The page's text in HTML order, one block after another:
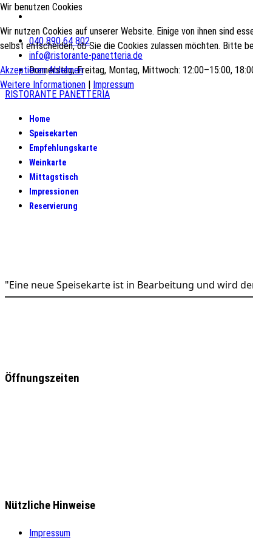
040 890 64 802
info@ristorante-panetteria.de
Donnerstag, Freitag, Montag, Mittwoch: 12:00–15:00,
RISTORANTE PANETTERIA
Home
Speisekarten
Empfehlungskarte
Weinkarte
Mittagstisch
Impressionen
Reservierung
"Eine neue Speisekarte ist in Bearbeitung und wird
Öffnungszeiten
Nützliche Hinweise
Impressum
Wir benutzen Cookies
Wir nutzen Cookies auf unserer Website. Einige von ihnen sind
selbst entscheiden, ob Sie die Cookies zulassen möchten. Bitte
Akzeptieren Ablehnen
Weitere Informationen | Impressum